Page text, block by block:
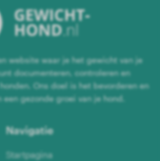
website waar je het gewicht van je
documenteren, controleren en
Ons doel is het bevorderen en
een gezonde groei van je hond.
Navigatie
Startpagina